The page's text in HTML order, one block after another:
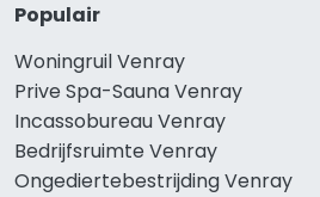
Populair
Woningruil Venray
Prive Spa-Sauna Venray
Incassobureau Venray
Bedrijfsruimte Venray
Ongediertebestrijding Venray